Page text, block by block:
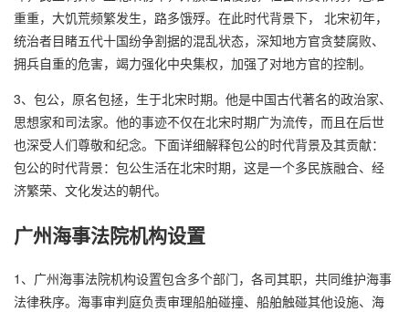
重重，大饥荒频繁发生，路多饿殍。在此时代背景下， 北宋初年，
统治者目睹五代十国纷争割据的混乱状态，深知地方官贪婪腐败、
拥兵自重的危害，竭力强化中央集权，加强了对地方官的控制。
3、包公，原名包拯，生于北宋时期。他是中国古代著名的政治家、
思想家和司法家。他的事迹不仅在北宋时期广为流传，而且在后世
也深受人们尊敬和纪念。下面详细解释包公的时代背景及其贡献：
包公的时代背景：包公生活在北宋时期，这是一个多民族融合、经
济繁荣、文化发达的朝代。
广州海事法院机构设置
1、广州海事法院机构设置包含多个部门，各司其职，共同维护海事
法律秩序。海事审判庭负责审理船舶碰撞、船舶触碰其他设施、海